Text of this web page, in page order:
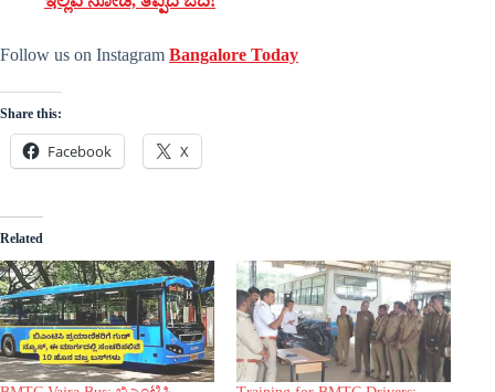
Follow us on Instagram Bangalore Today
Share this:
Facebook X
Related